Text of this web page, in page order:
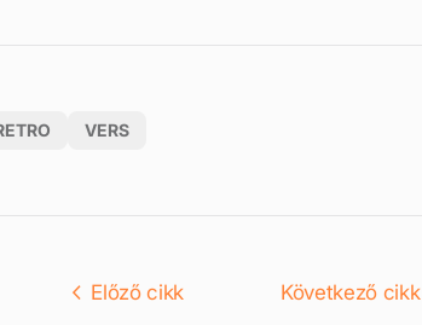
VERS
Előző cikk Következő cikk